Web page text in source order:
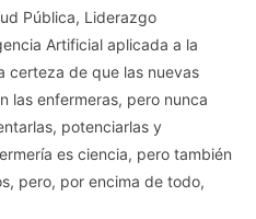
Pública, Liderazgo
Artificial aplicada a la
certeza de que las nuevas
las enfermeras, pero nunca
potenciarlas y
es ciencia, pero también
pero, por encima de todo,